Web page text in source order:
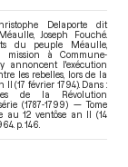
Delaporte dit
Joseph Fouché.
du peuple Méaulle,
mission à Commune-
annoncent l'exécution
les rebelles, lors de la
(17 février 1794). Dans :
de la Révolution
(1787-1799) — Tome
au 12 ventôse an II (14
p. 146.